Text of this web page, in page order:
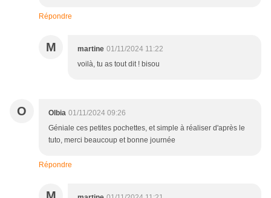
Répondre
M martine 01/11/2024 11:22
voilà, tu as tout dit ! bisou
O Olbia 01/11/2024 09:26
Géniale ces petites pochettes, et simple à réaliser d'après le
tuto, merci beaucoup et bonne journée
Répondre